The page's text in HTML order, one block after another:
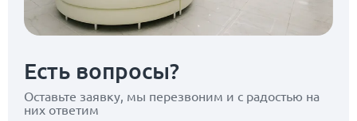
Есть вопросы?
Оставьте заявку, мы перезвоним и с радостью на
них ответим